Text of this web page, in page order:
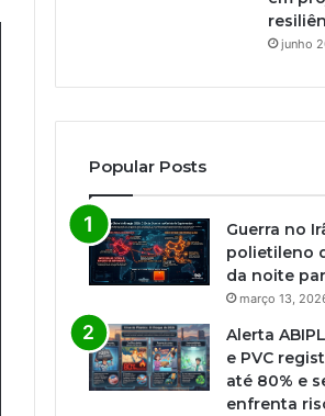
junho
Popular Posts
Guerra no
polietileno
da noite
março 13,
Alerta
e PVC
até 80% e
enfrenta